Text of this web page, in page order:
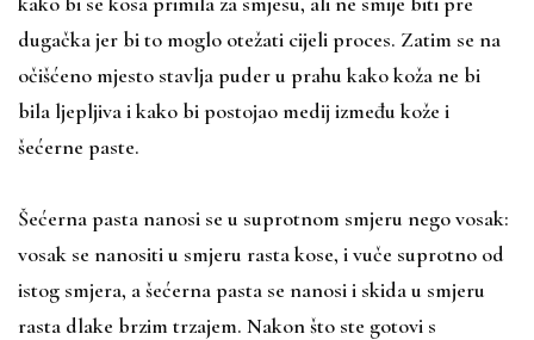
dugačka jer bi to moglo otežati cijeli proces. Zatim se na
očišćeno mjesto stavlja puder u prahu kako koža ne bi
bila ljepljiva i kako bi postojao medij između kože i
šećerne paste.
Šećerna pasta nanosi se u suprotnom smjeru nego vosak:
vosak se nanositi u smjeru rasta kose, i vuče suprotno od
istog smjera, a šećerna pasta se nanosi i skida u smjeru
rasta dlake brzim trzajem. Nakon što ste gotovi s